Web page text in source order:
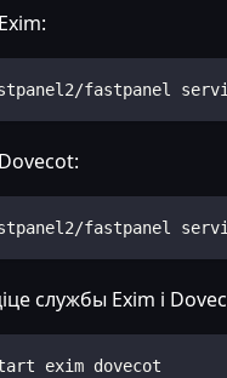
fastpanel
fastpanel
службы Exim і
exim dovecot